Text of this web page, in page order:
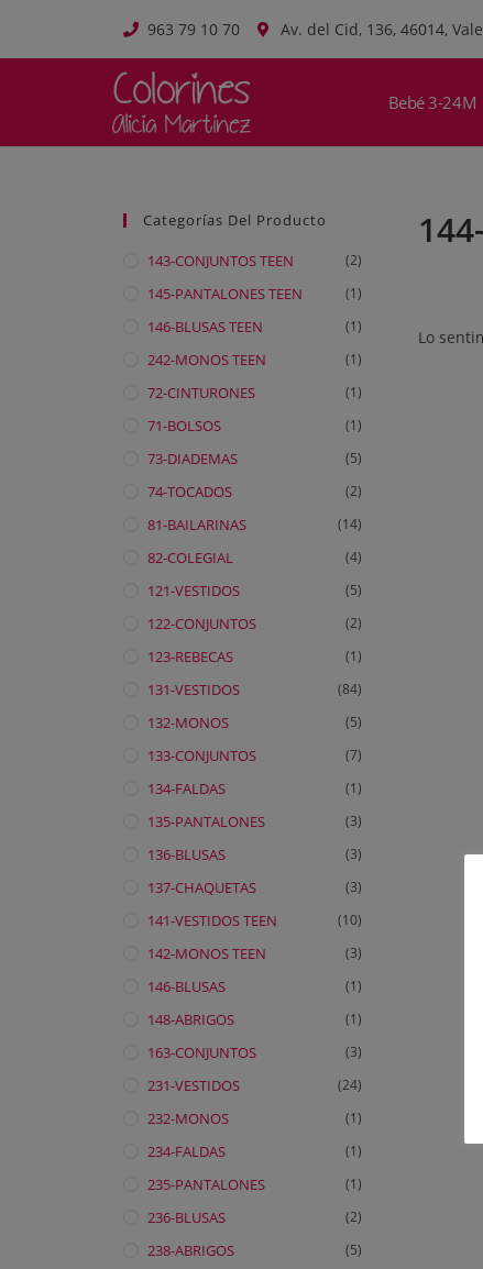
963 79 10 70 Av. del Cid, 136, 46014,
Bebé 3-24M
Categorías Del Producto
143-CONJUNTOS TEEN (2)
145-PANTALONES TEEN (1)
146-BLUSAS TEEN (1)
242-MONOS TEEN (1)
72-CINTURONES (1)
71-BOLSOS (1)
73-DIADEMAS (5)
74-TOCADOS (2)
81-BAILARINAS (14)
82-COLEGIAL (4)
121-VESTIDOS (5)
122-CONJUNTOS (2)
123-REBECAS (1)
131-VESTIDOS (84)
132-MONOS (5)
133-CONJUNTOS (7)
134-FALDAS (1)
135-PANTALONES (3)
136-BLUSAS (3)
137-CHAQUETAS (3)
141-VESTIDOS TEEN (10)
142-MONOS TEEN (3)
146-BLUSAS (1)
148-ABRIGOS (1)
163-CONJUNTOS (3)
231-VESTIDOS (24)
232-MONOS (1)
234-FALDAS (1)
235-PANTALONES (1)
236-BLUSAS (2)
238-ABRIGOS (5)
Lo